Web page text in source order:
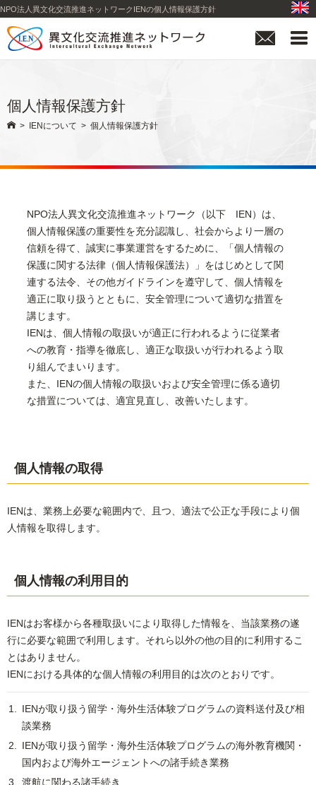
NPO法人異文化交流推進ネットワークIENの個人情報保護方針
 
個人情報保護方針
> IENについて > 個人情報保護方針
NPO法人異文化交流推進ネットワーク（以下 IEN）は、
個人情報保護の重要性を充分認識し、社会からより一層の
信頼を得て、誠実に事業運営をするために、「個人情報の
保護に関する法律（個人情報保護法）」をはじめとして関
連する法令、その他ガイドラインを遵守して、個人情報を
適正に取り扱うとともに、安全管理について適切な措置を
講じます。
IENは、個人情報の取扱いが適正に行われるように従業者
への教育・指導を徹底し、適正な取扱いが行われるよう取
り組んでまいります。
また、IENの個人情報の取扱いおよび安全管理に係る適切
な措置については、適宜見直し、改善いたします。
個人情報の取得
IENは、業務上必要な範囲内で、且つ、適法で公正な手段により個
人情報を取得します。
個人情報の利用目的
IENはお客様から各種取扱いにより取得した情報を、当該業務の遂
行に必要な範囲で利用します。それら以外の他の目的に利用するこ
とはありません。
IENにおける具体的な個人情報の利用目的は次のとおりです。
IENが取り扱う留学・海外生活体験プログラムの資料送付及び相
談業務
IENが取り扱う留学・海外生活体験プログラムの海外教育機関・
国内および海外エージェントへの諸手続き業務
渡航に関わる諸手続き